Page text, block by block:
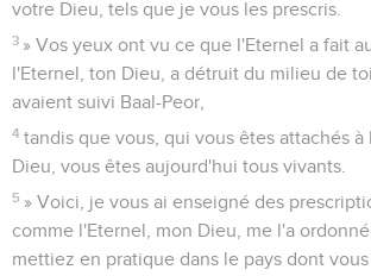
votre Dieu, tels que je vous les prescris.
3 » Vos yeux ont vu ce que l'Eternel a fait
l'Eternel, ton Dieu, a détruit du milieu de
avaient suivi Baal-Peor,
4 tandis que vous, qui vous êtes attachés à
Dieu, vous êtes aujourd'hui tous vivants.
5 » Voici, je vous ai enseigné des
comme l'Eternel, mon Dieu, me l'a
mettiez en pratique dans le pays dont